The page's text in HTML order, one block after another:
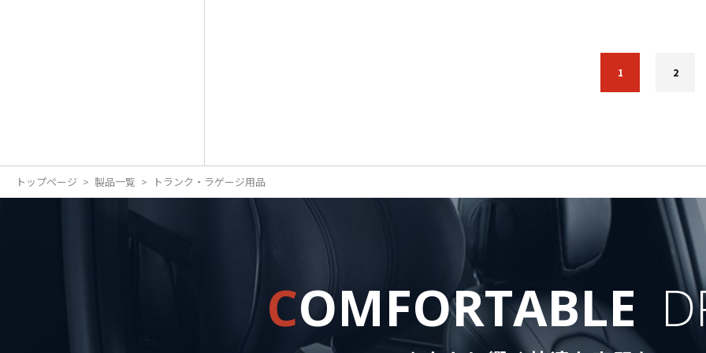
1 2
トップページ 製品一覧 トランク・ラゲージ用品
COMFORTABLE